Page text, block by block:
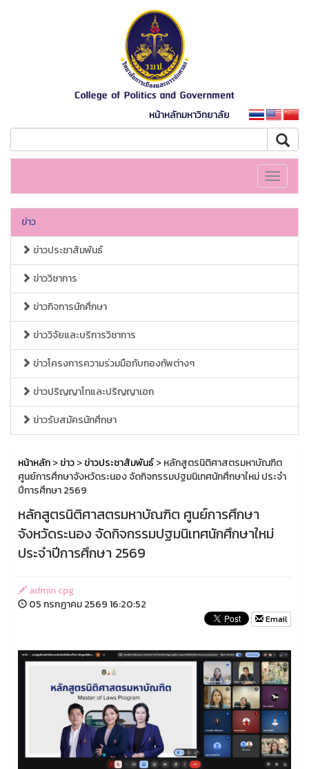
หน้าหลักมหาวิทยาลัย
Toggle
ข่าว
ข่าวประชาสัมพันธ์
ข่าววิชาการ
ข่าวกิจการนักศึกษา
ข่าววิจัยและบริการวิชาการ
ข่าวโครงการความร่วมมือกับกองทัพต่างๆ
ข่าวปริญญาโทและปริญญาเอก
ข่าวรับสมัครนักศึกษา
หน้าหลัก>ข่าว>ข่าวประชาสัมพันธ์> หลักสูตรนิติศาสตรมหาบัณฑิต
ศูนย์การศึกษาจังหวัดระนอง จัดกิจกรรมปฐมนิเทศนักศึกษาใหม่ ประจำ
ปีการศึกษา 2569
หลักสูตรนิติศาสตรมหาบัณฑิต ศูนย์การศึกษา
จังหวัดระนอง จัดกิจกรรมปฐมนิเทศนักศึกษาใหม่
ประจำปีการศึกษา 2569
admin cpg
05 กรกฏาคม 2569 16:20:52
Email